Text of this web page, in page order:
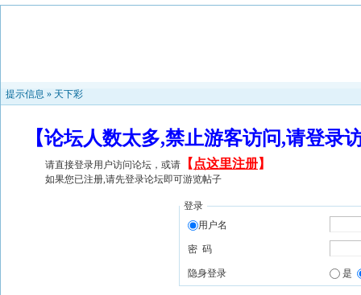
提示信息 » 天下彩
【论坛人数太多,禁止游客访问,请登
请直接登录用户访问论坛，或请 【 点这里注册】
如果您已注册,请先登录论坛即可游览帖子
登录
用户名
密 码
隐身登录 是